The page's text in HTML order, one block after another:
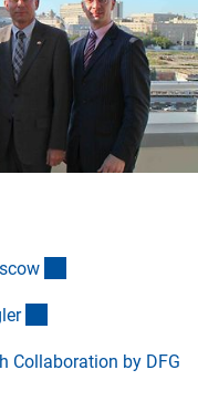
w
r
Collaboration by DFG